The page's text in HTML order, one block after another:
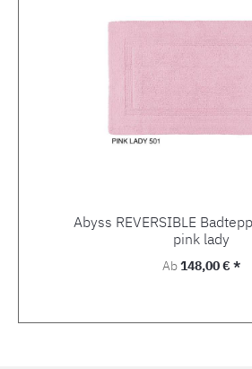
Abyss REVERSIBLE
pink lady
Regulärer Preis:
Ab148,00 € *